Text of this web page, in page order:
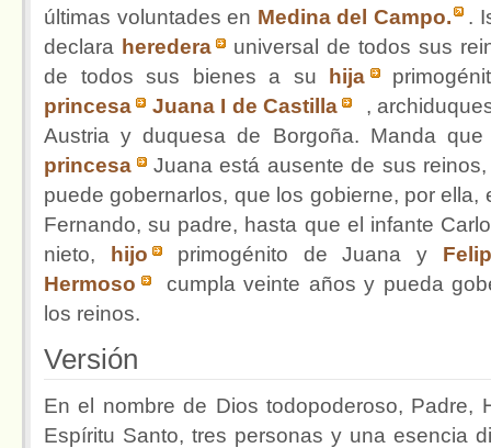
últimas voluntades en Medina del Campo.
.
declara heredera
universal de todos sus
de todos sus bienes a su
hija
princesa
Juana I de Castilla
,
Austria y duquesa de Borgoña. Manda
princesa
Juana está ausente de sus
puede gobernarlos, que los gobierne, por ella,
Fernando, su padre, hasta que el infante
nieto,
hijo primogénito de Juana y
Hermoso
cumpla veinte años y pueda
los reinos.
Versión
En el nombre de Dios todopoderoso, Padre,
Espíritu Santo, tres personas y una esencia